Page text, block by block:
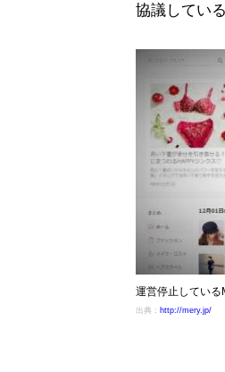
協議してい
運営停止している
出典： http://mery.jp/